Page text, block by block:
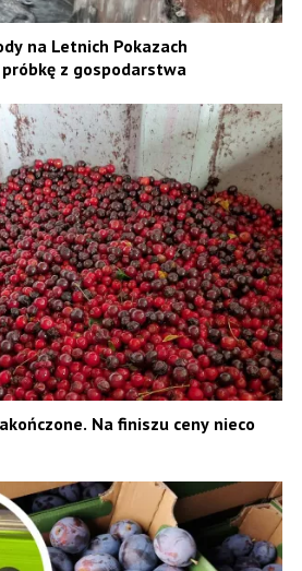
na Letnich Pokazach
z gospodarstwa
Na finiszu ceny nieco